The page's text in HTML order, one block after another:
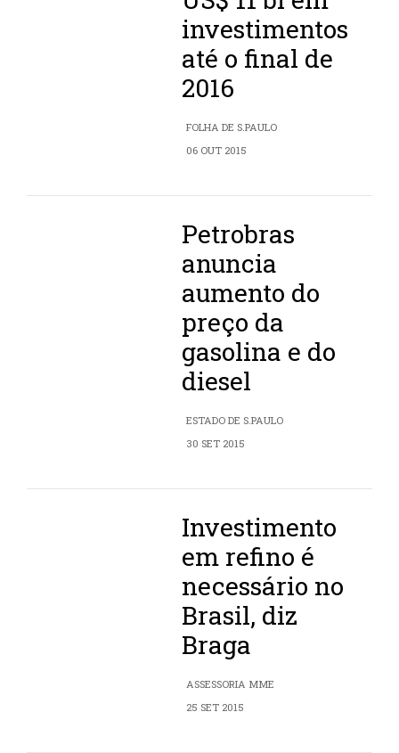
investimentos
até o final de
2016
FOLHA DE S.PAULO
06 OUT 2015
Petrobras
anuncia
aumento do
preço da
gasolina e do
diesel
ESTADO DE S.PAULO
30 SET 2015
Investimento
em refino é
necessário no
Brasil, diz
Braga
ASSESSORIA MME
25 SET 2015